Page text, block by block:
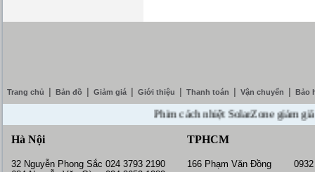
Trang chủ Bản đồ Giảm giá Giới thiệu Thanh toán Vận chuyển Bảo
Phim cách nhiệt SolarZone giảm giá
Hà Nội
32 Nguyễn Phong Sắc 024 3793 2190
TPHCM
166 Phạm Văn Đồng 0932